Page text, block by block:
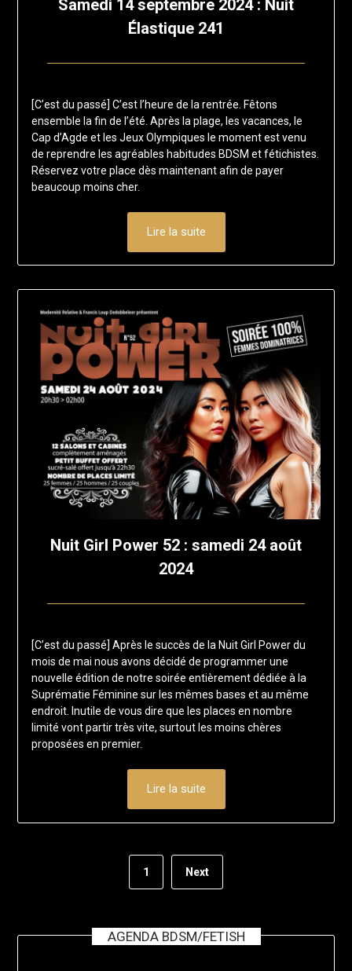
Samedi 14 septembre 2024 : Nuit
Élastique 241
8
avril
2024
loup
[C’est du passé] C’est l’heure de la rentrée. Fêtons
ensemble la fin de l’été. Après la plage, les vacances, le
Cap d’Agde et les Jeux Olympiques le moment est venu
de reprendre les agréables habitudes BDSM et fétichistes.
Réservez votre place dès maintenant afin de payer
beaucoup moins cher.
Lire la suite
Nuit Girl Power 52 : samedi 24 août
2024
7
avril
2024
loup
[C’est du passé] Après le succès de la Nuit Girl Power du
mois de mai nous avons décidé de programmer une
nouvelle édition de notre soirée entièrement dédiée à la
Suprématie Féminine sur les mêmes bases et au même
endroit. Inutile de vous dire que les places en nombre
limité vont partir très vite, surtout les moins chères
proposées en premier.
Lire la suite
1 Next
AGENDA BDSM/FETISH